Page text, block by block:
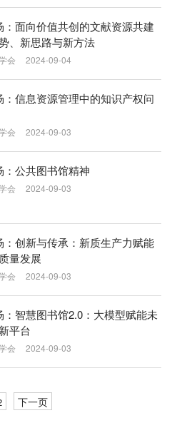
：面向价值共创的文献资源共建
、新思路与新方法
会 2024-09-04
：信息资源管理中的知识产权问
会 2024-09-03
：公共图书馆精神
会 2024-09-03
：创新与传承：新质生产力赋能
量发展
会 2024-09-03
：智慧图书馆2.0：大模型赋能未
平台
会 2024-09-03
下一页